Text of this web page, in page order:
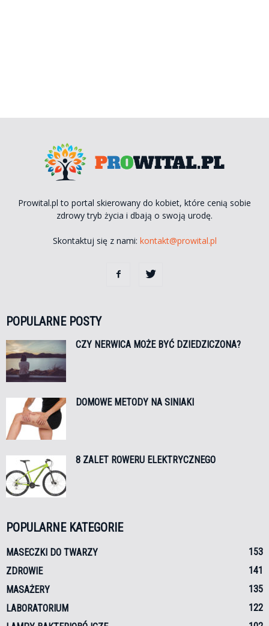
Prowital.pl to portal skierowany do kobiet, które cenią sobie
zdrowy tryb życia i dbają o swoją urodę.
Skontaktuj się z nami: kontakt@prowital.pl
POPULARNE POSTY
CZY NERWICA MOŻE BYĆ DZIEDZICZONA?
DOMOWE METODY NA SINIAKI
8 ZALET ROWERU ELEKTRYCZNEGO
POPULARNE KATEGORIE
MASECZKI DO TWARZY
153
ZDROWIE
141
MASAŻERY
135
LABORATORIUM
122